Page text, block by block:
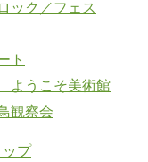
ック／フェス
ト
うこそ美術館
観察会
プ